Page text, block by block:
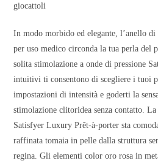
giocattoli
In modo morbido ed elegante, l’anello
per uso medico circonda la tua perla del
solita stimolazione a onde di pressione
intuitivi ti consentono di scegliere i tuoi
impostazioni di intensità e goderti la
stimolazione clitoridea senza contatto.
Satisfyer Luxury Prêt-à-porter sta
raffinata tomaia in pelle dalla struttura
regina. Gli elementi color oro rosa in